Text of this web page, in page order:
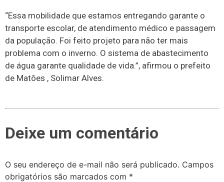
“Essa mobilidade que estamos entregando garante o
transporte escolar, de atendimento médico e passagem
da população. Foi feito projeto para não ter mais
problema com o inverno. O sistema de abastecimento
de água garante qualidade de vida.”, afirmou o prefeito
de Matões , Solimar Alves.
Deixe um comentário
O seu endereço de e-mail não será publicado. Campos
obrigatórios são marcados com *